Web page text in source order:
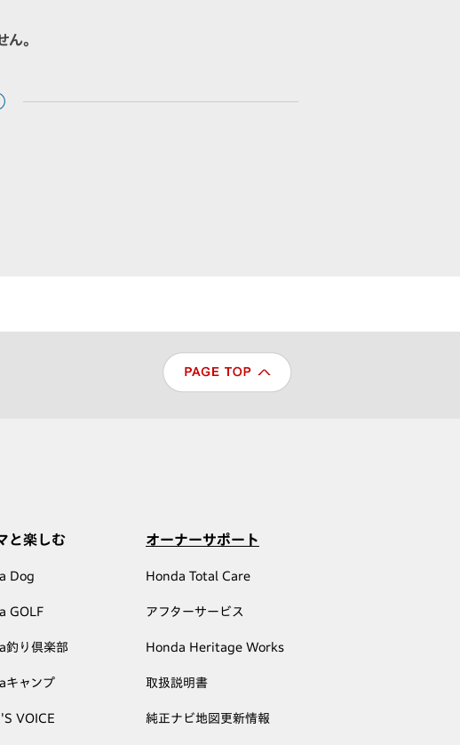
。
と楽しむ
Dog
GOLF
釣り倶楽部
キャンプ
VOICE
オーナーサポート
Honda Total Care
アフターサービス
Honda Heritage Works
取扱説明書
純正ナビ地図更新情報